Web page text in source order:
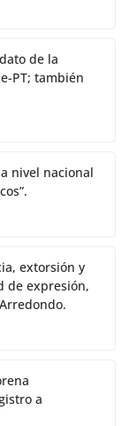
de la
PT; también
nivel nacional
extorsión y
de expresión,
a